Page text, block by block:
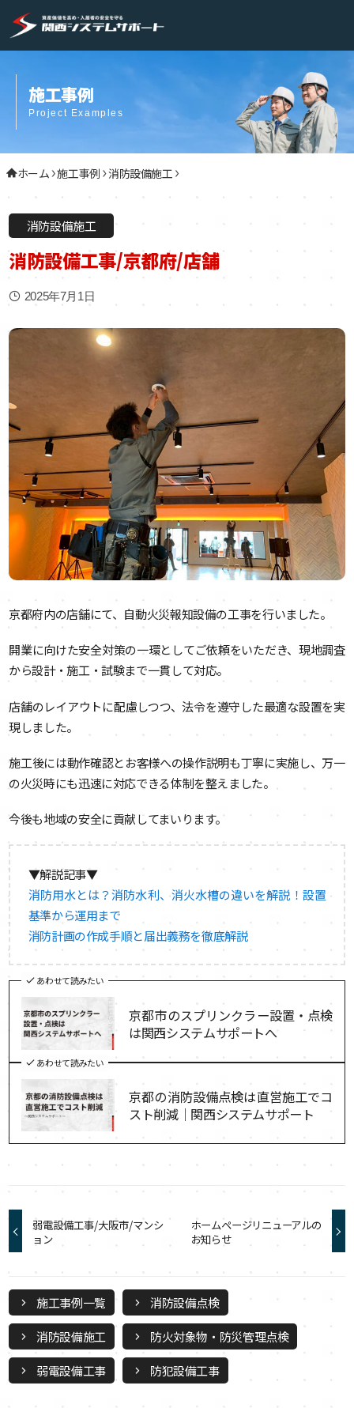
施工事例
Project Examples
ホーム 施工事例 消防設備施工
消防設備施工
消防設備工事/京都府/店舗
2025年7月1日
京都府内の店舗にて、自動火災報知設備の工事を行いました。
開業に向けた安全対策の一環としてご依頼をいただき、現地調査
から設計・施工・試験まで一貫して対応。
店舗のレイアウトに配慮しつつ、法令を遵守した最適な設置を実
現しました。
施工後には動作確認とお客様への操作説明も丁寧に実施し、万一
の火災時にも迅速に対応できる体制を整えました。
今後も地域の安全に貢献してまいります。
▼解説記事▼
消防用水とは？消防水利、消火水槽の違いを解説！設置
基準から運用まで
消防計画の作成手順と届出義務を徹底解説
あわせて読みたい
京都市のスプリンクラー設置・点検
は関西システムサポートへ
あわせて読みたい
京都の消防設備点検は直営施工でコ
スト削減｜関西システムサポート
弱電設備工事/大阪市/マンシ
ョン
ホームページリニューアルの
お知らせ
chevron_right 施工事例一覧 chevron_right 消防設備点検
chevron_right 消防設備施工 chevron_right 防火対象物・防災管理点検
chevron_right 弱電設備工事 chevron_right 防犯設備工事